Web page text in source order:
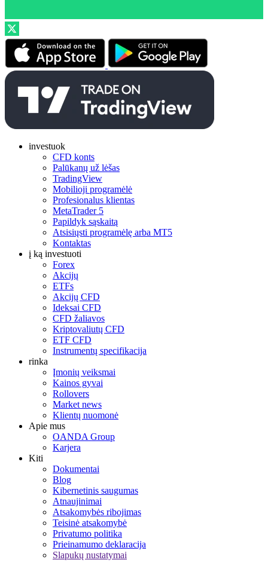
investuok
CFD konts
Palūkanų už lėšas
TradingView
Mobilioji programėlė
Profesionalus klientas
MetaTrader 5
Papildyk sąskaitą
Atsisiųsti programėlę arba MT5
Kontaktas
į ką investuoti
Forex
Akcijų
ETFs
Akcijų CFD
Ideksai CFD
CFD žaliavos
Kriptovaliutų CFD
ETF CFD
Instrumentų specifikacija
rinka
Įmonių veiksmai
Kainos gyvai
Rollovers
Market news
Klientų nuomonė
Apie mus
OANDA Group
Karjera
Kiti
Dokumentai
Blog
Kibernetinis saugumas
Atnaujinimai
Atsakomybės ribojimas
Teisinė atsakomybė
Privatumo politika
Prieinamumo deklaracija
Slapukų nustatymai